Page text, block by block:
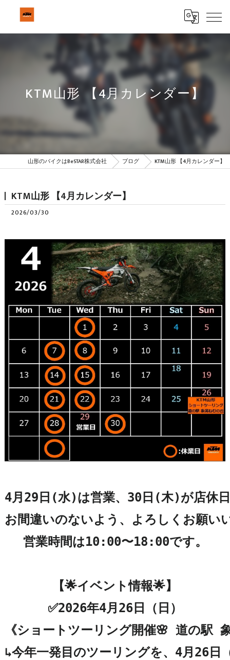
KTM山形 【4月カレンダー】
山形のバイクはBeSTAR株式会社 ブログ KTM山形 【4月カレンダー】
KTM山形 【4月カレンダー】
2026/03/30
4月29日(水)は営業、30日(木)が店休
お間違いのないよう、よろしくお願い
営業時間は10:00〜18:00です。
【🌟イベント情報🌟】
✅2026年4月26日（日）
《ショートツーリング開催🌸 道の駅
↳今年一発目のツーリングを、4月26日